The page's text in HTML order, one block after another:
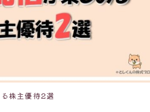
株主優待2選